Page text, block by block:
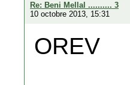
Re: Beni Mellal .......... 3
10 octobre 2013, 15:31
OREV